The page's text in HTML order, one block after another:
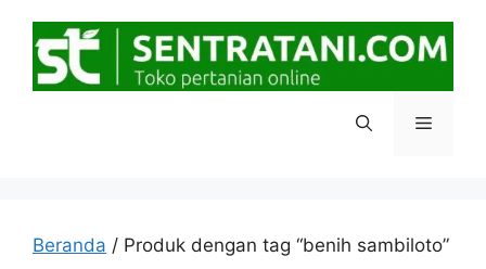
Menu
Beranda / Produk dengan tag “benih sambiloto”